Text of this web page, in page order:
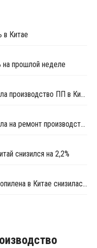
в Китае
на прошлой неделе
Xuzhou Haitian Petrochemical закрыла производство ПП в Китае
Xuzhou Haitian Petrochemical закрыла на ремонт производство ПП в Китае
снизился на 2,2%
Средняя загрузка заводов окиси пропилена в Китае снизилась на 0,7%